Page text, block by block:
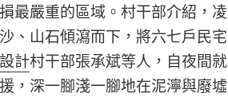
最嚴重的區域。村干部介紹，凌
、山石傾瀉而下，將六七戶民宅
計村干部張承斌等人，自夜間就
，深一腳淺一腳地在泥濘與廢墟